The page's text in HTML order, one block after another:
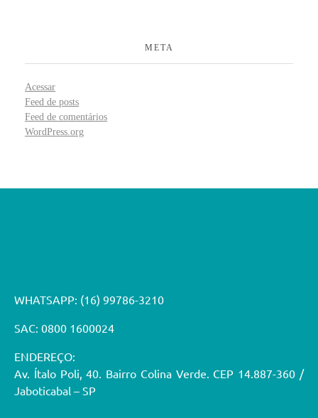
META
Acessar
Feed de posts
Feed de comentários
WordPress.org
WHATSAPP: (16) 99786-3210
SAC: 0800 1600024
ENDEREÇO:
Av. Ítalo Poli, 40. Bairro Colina Verde. CEP 14.887-360 /
Jaboticabal – SP